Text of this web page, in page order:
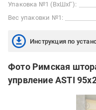
Упаковка №1 (ВхШхГ):
Вес упаковки №1:
Инструкция по
Фото Римская
упрвление ASTI